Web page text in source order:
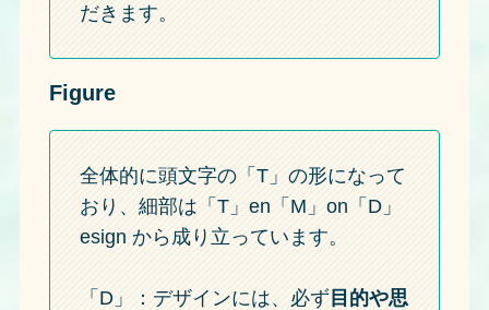
だきます。
Figure
全体的に頭文字の「T」の形になって
おり、細部は「T」en「M」on「D」
esign から成り立っています。
「D」：デザインには、必ず目的や思